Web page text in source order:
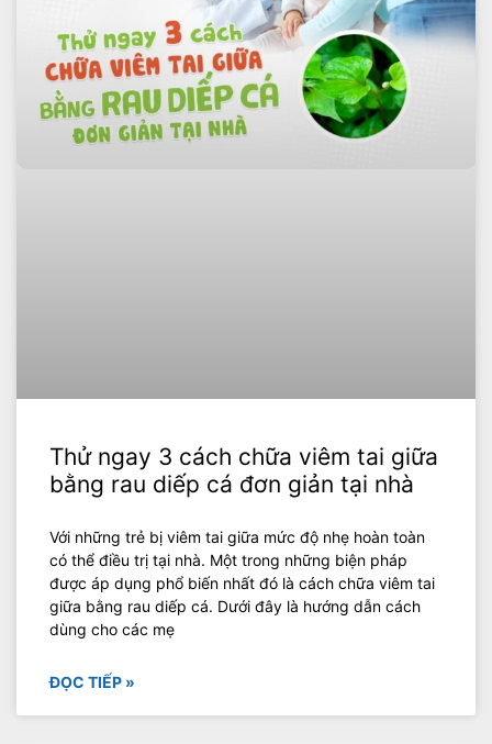
Thử ngay 3 cách chữa viêm tai giữa
bằng rau diếp cá đơn giản tại nhà
Với những trẻ bị viêm tai giữa mức độ nhẹ hoàn toàn
có thể điều trị tại nhà. Một trong những biện pháp
được áp dụng phổ biến nhất đó là cách chữa viêm tai
giữa bằng rau diếp cá. Dưới đây là hướng dẫn cách
dùng cho các mẹ
ĐỌC TIẾP »